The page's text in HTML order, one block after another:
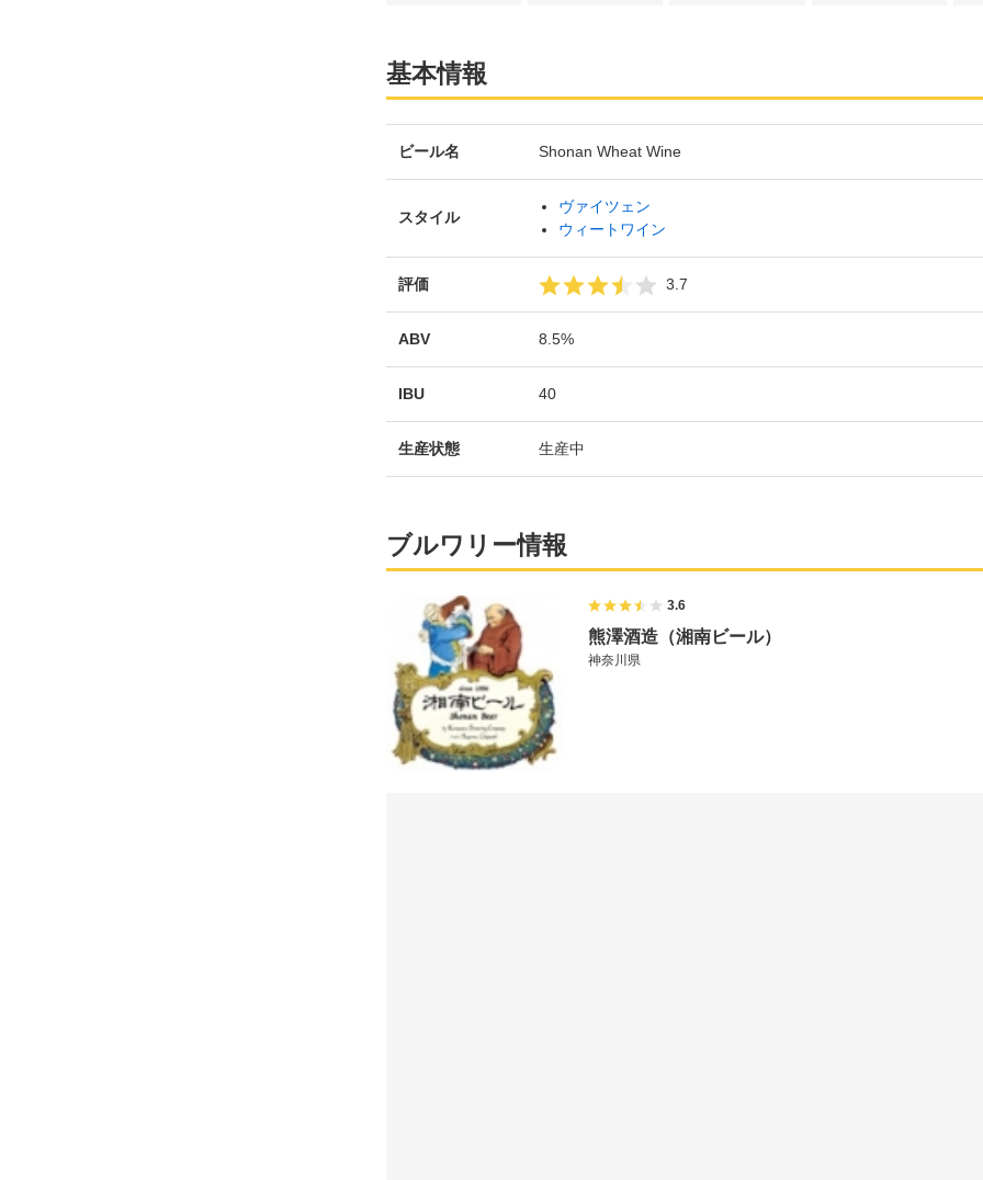
基本情報
ビール名 Shonan Wheat Wine
スタイル
ヴァイツェン
ウィートワイン
評価 3.7
ABV 8.5%
IBU 40
生産状態 生産中
ブルワリー情報
3.6
熊澤酒造（湘南ビール）
神奈川県